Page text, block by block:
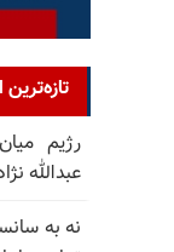
رژیم
عبدالله نژاد-۱۷ مرداد
نه به